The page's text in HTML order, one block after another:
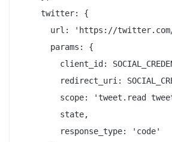
    twitter: {
url: 'https://
      params: {
client_id:
redirect_uri:
scope: 'tweet.read
        state,
        response_type: 'code'